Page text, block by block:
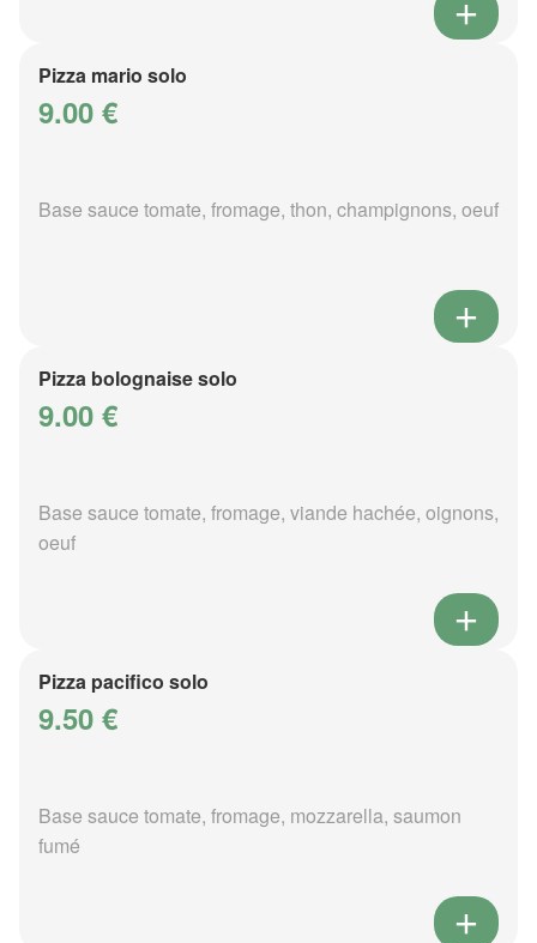
Pizza mario solo
9.00 €
Base sauce tomate, fromage, thon, champignons, oeuf
Pizza bolognaise solo
9.00 €
Base sauce tomate, fromage, viande hachée, oignons,
oeuf
Pizza pacifico solo
9.50 €
Base sauce tomate, fromage, mozzarella, saumon
fumé